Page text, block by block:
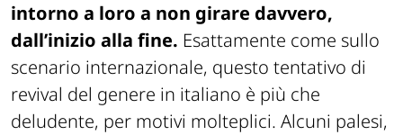
intorno a loro a non girare davvero,
dall’inizio alla fine. Esattamente come sullo
scenario internazionale, questo tentativo di
revival del genere in italiano è più che
deludente, per motivi molteplici. Alcuni palesi,